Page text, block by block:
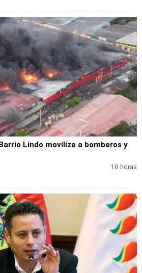
Lindo moviliza a bomberos y
18 horas